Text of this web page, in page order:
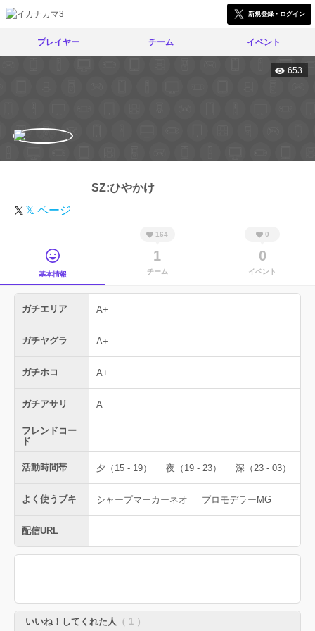
新規登録・ログイン
プレイヤー チーム イベント
653
SZ:ひやかけ
𝕏 ページ
基本情報
164
1
チーム
0
0
イベント
ガチエリア A+
ガチヤグラ A+
ガチホコ A+
ガチアサリ A
フレンドコー
ド
活動時間帯 夕（15 - 19） 夜（19 - 23） 深（23 - 03）
よく使うブキ シャープマーカーネオ プロモデラーMG
配信URL
いいね！してくれた人 （ 1 ）